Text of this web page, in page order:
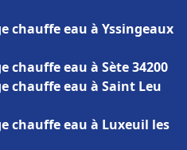
chauffe eau à Yssingeaux
eau à Sète 34200
chauffe eau à Saint Leu
chauffe eau à Luxeuil les